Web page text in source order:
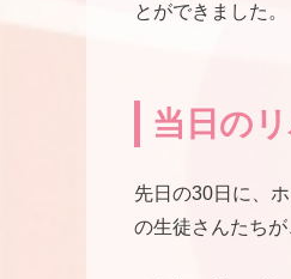
とができました。
当日の
先日の30日に、
の生徒さんたちが